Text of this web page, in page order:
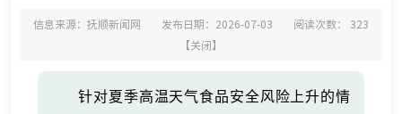
信息来源：抚顺新闻网 发布日期：2026-07-03 阅读次数： 323
【关闭】
针对夏季高温天气食品安全风险上升的情